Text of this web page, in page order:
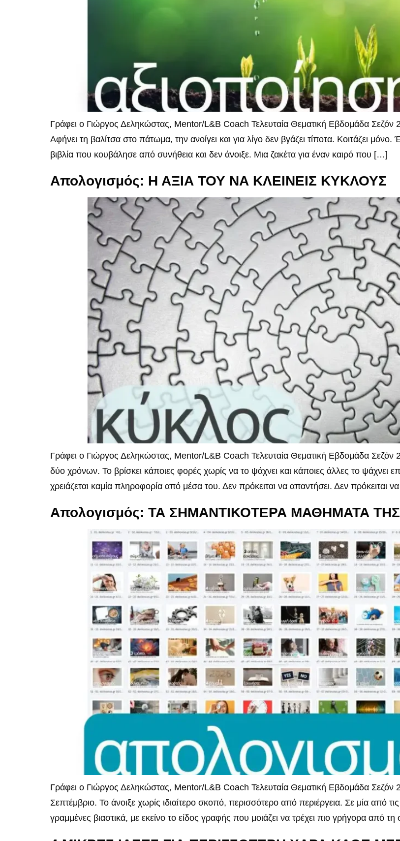
Γράφει ο Γιώργος Δεληκώστας, Mentor/L&B Coach Τελευταία Θεματική Εβδομάδα Σεζόν
Αφήνει τη βαλίτσα στο πάτωμα, την ανοίγει και για λίγο δεν βγάζει τίποτα. Κοιτάζει
βιβλία που κουβάλησε από συνήθεια και δεν άνοιξε. Μια ζακέτα για έναν καιρό που […]
Απολογισμός: Η ΑΞΙΑ ΤΟΥ ΝΑ ΚΛΕΙΝΕΙΣ ΚΥΚΛΟΥΣ
Γράφει ο Γιώργος Δεληκώστας, Mentor/L&B Coach Τελευταία Θεματική Εβδομάδα
δύο χρόνων. Το βρίσκει κάποιες φορές χωρίς να το ψάχνει και κάποιες άλλες το ψάχνει
χρειάζεται καμία πληροφορία από μέσα του. Δεν πρόκειται να απαντήσει. Δεν πρόκειται
Απολογισμός: ΤΑ ΣΗΜΑΝΤΙΚΟΤΕΡΑ ΜΑΘΗΜΑΤΑ
Γράφει ο Γιώργος Δεληκώστας, Mentor/L&B Coach Τελευταία Θεματική Εβδομάδα
Σεπτέμβριο. Το άνοιξε χωρίς ιδιαίτερο σκοπό, περισσότερο από περιέργεια. Σε μία από
γραμμένες βιαστικά, με εκείνο το είδος γραφής που μοιάζει να τρέχει πιο γρήγορα από